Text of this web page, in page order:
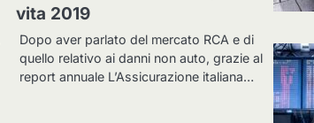
vita 2019
Dopo aver parlato del mercato RCA e di
quello relativo ai danni non auto, grazie al
report annuale L’Assicurazione italiana…